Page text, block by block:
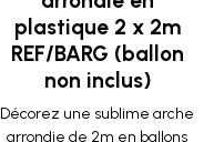
plastique 2 x 2m
REF/BARG (ballon
non inclus)
Décorez une sublime arche
arrondie de 2m en ballons